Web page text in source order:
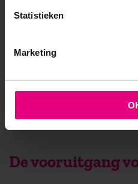
Statistieken
Marketing
9701 JB Groningen
De vooruitgang